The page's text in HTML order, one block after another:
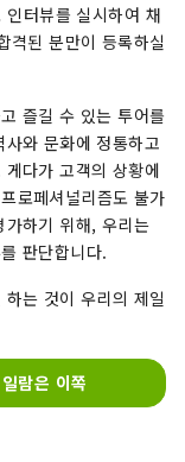
터뷰를 실시하여 채
격된 분만이 등록하실
즐길 수 있는 투어를
와 문화에 정통하고
다가 고객의 상황에
로페셔널리즘도 불가
하기 위해, 우리는
판단합니다.
는 것이 우리의 제일
람은 이쪽